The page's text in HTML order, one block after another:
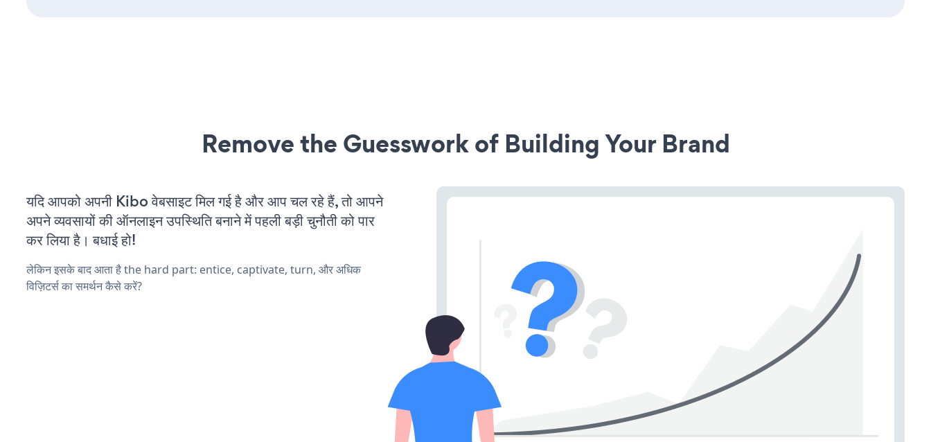
Remove the Guesswork of Building Your Brand
यदि आपको अपनी Kibo वेबसाइट मिल गई है और आप चल रहे हैं, तो आपने
अपने व्यवसायों की ऑनलाइन उपस्थिति बनाने में पहली बड़ी चुनौती को पार
कर लिया है। बधाई हो!
लेकिन इसके बाद आता है the hard part: entice, captivate, turn, और अधिक
विज़िटर्स का समर्थन कैसे करें?